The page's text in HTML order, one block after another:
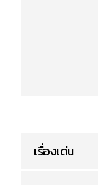
เรื่องเด่น